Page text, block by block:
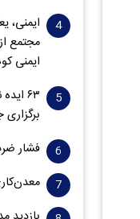
ایمنی،
مجتمع
ایمنی
۶۳
فشار ضرب‌الاجل ۲۰۲۷